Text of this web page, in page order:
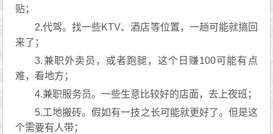
贴；
2.代驾。找一些KTV、酒店等位置，一趟可能就搞回
来了；
3.兼职外卖员，或者跑腿，这个日赚100可能有点
难，看地方；
4.兼职服务员。一些生意比较好的店面，去上夜班；
5.工地搬砖。假如有一技之长可能就更好了。但是这
个需要有人带；